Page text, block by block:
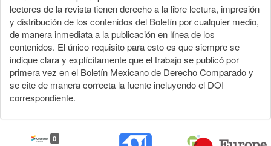
lectores de la revista tienen derecho a la libre lectura, impresión
y distribución de los contenidos del Boletín por cualquier medio,
de manera inmediata a la publicación en línea de los
contenidos. El único requisito para esto es que siempre se
indique clara y explícitamente que el trabajo se publicó por
primera vez en el Boletín Mexicano de Derecho Comparado y
se cite de manera correcta la fuente incluyendo el DOI
correspondiente.
0